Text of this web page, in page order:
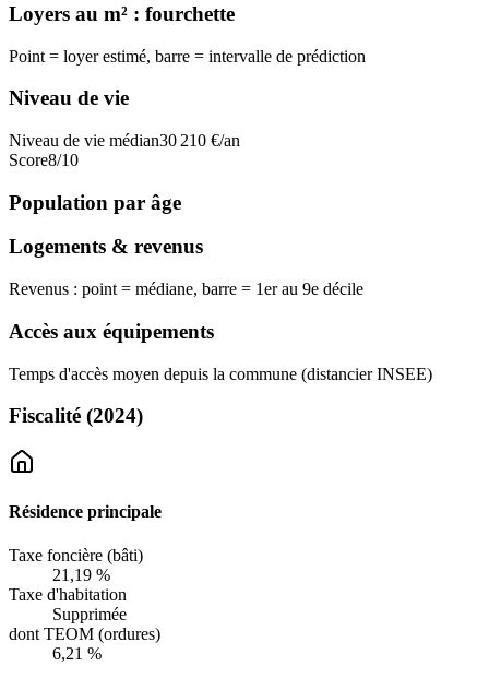
Loyers au m² : fourchette
Point = loyer estimé, barre = intervalle de prédiction
Niveau de vie
Niveau de vie médian30 210 €/an
Score8/10
Population par âge
Logements & revenus
Revenus : point = médiane, barre = 1er au 9e décile
Accès aux équipements
Temps d'accès moyen depuis la commune (distancier INSEE)
Fiscalité (2024)
Résidence principale
Taxe foncière (bâti)
21,19 %
Taxe d'habitation
Supprimée
dont TEOM (ordures)
6,21 %